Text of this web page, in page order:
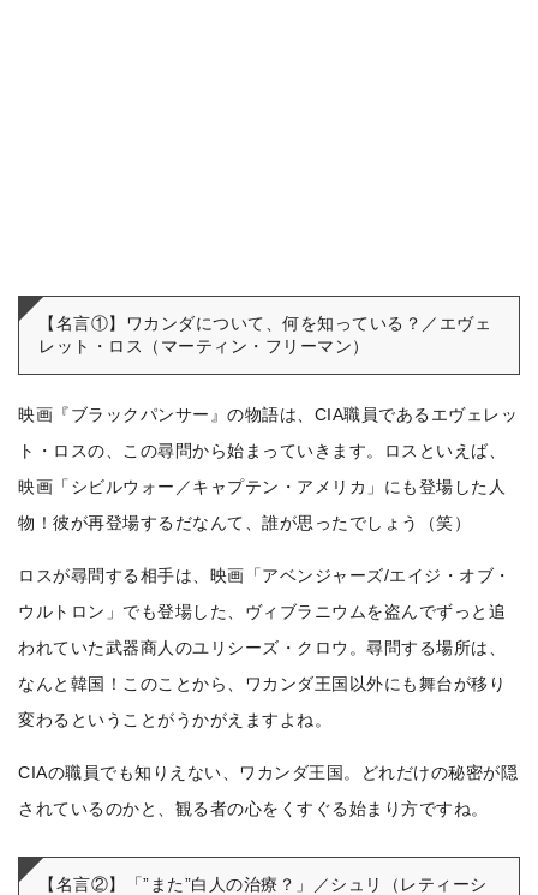
【名言①】ワカンダについて、何を知っている？／エヴェ
レット・ロス（マーティン・フリーマン）
映画『ブラックパンサー』の物語は、CIA職員であるエヴェレッ
ト・ロスの、この尋問から始まっていきます。
ロスといえば、
映画「シビルウォー／キャプテン・アメリカ」にも登場した人
物！彼が再登場するだなんて、誰が思ったでしょう（笑）
ロスが尋問する相手は、映画「アベンジャーズ/エイジ・オブ・
ウルトロン」でも登場した、ヴィブラニウムを盗んでずっと追
われていた武器商人のユリシーズ・クロウ。尋問する場所は、
なんと韓国！このことから、ワカンダ王国以外にも舞台が移り
変わるということがうかがえますよね。
CIAの職員でも知りえない、ワカンダ王国。どれだけの秘密が隠
されているのかと、観る者の心をくすぐる始まり方ですね。
【名言②】「”また”白人の治療？」／シュリ（レティーシ